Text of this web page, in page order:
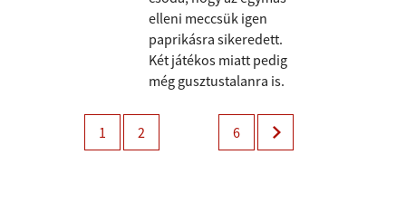
elleni meccsük igen
paprikásra sikeredett.
Két játékos miatt pedig
még gusztustalanra is.
1 2 6